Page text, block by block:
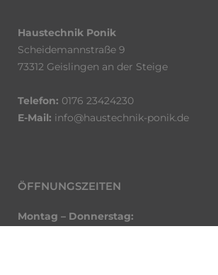
Haustechnik Ponik
Scheidemannstraße 9
73312 Geislingen an der Steige
Telefon: 0176 23424230
E-Mail: info@haustechnik-ponik.de
ÖFFNUNGSZEITEN
Montag – Donnerstag: